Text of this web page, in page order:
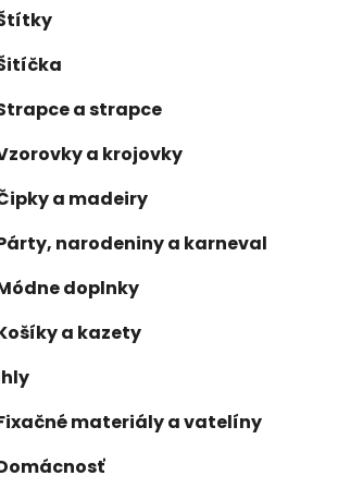
a strapce
a krojovky
a madeiry
narodeniny a karneval
doplnky
a kazety
materiály a vatelíny